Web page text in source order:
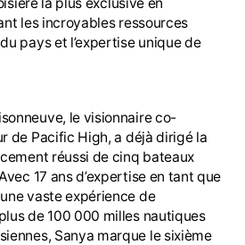
les incroyables ressources
pays et l’expertise unique de
le visionnaire co-
de Pacific High, a déjà dirigé la
réussi de cinq bateaux
17 ans d’expertise en tant que
vaste expérience de
de 100 000 milles nautiques
Sanya marque le sixième